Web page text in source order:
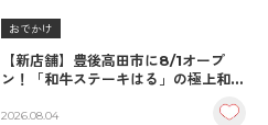
おでかけ
【新店舗】豊後高田市に8/1オープ
ン！「和牛ステーキはる」の極上和牛
2026.08.04